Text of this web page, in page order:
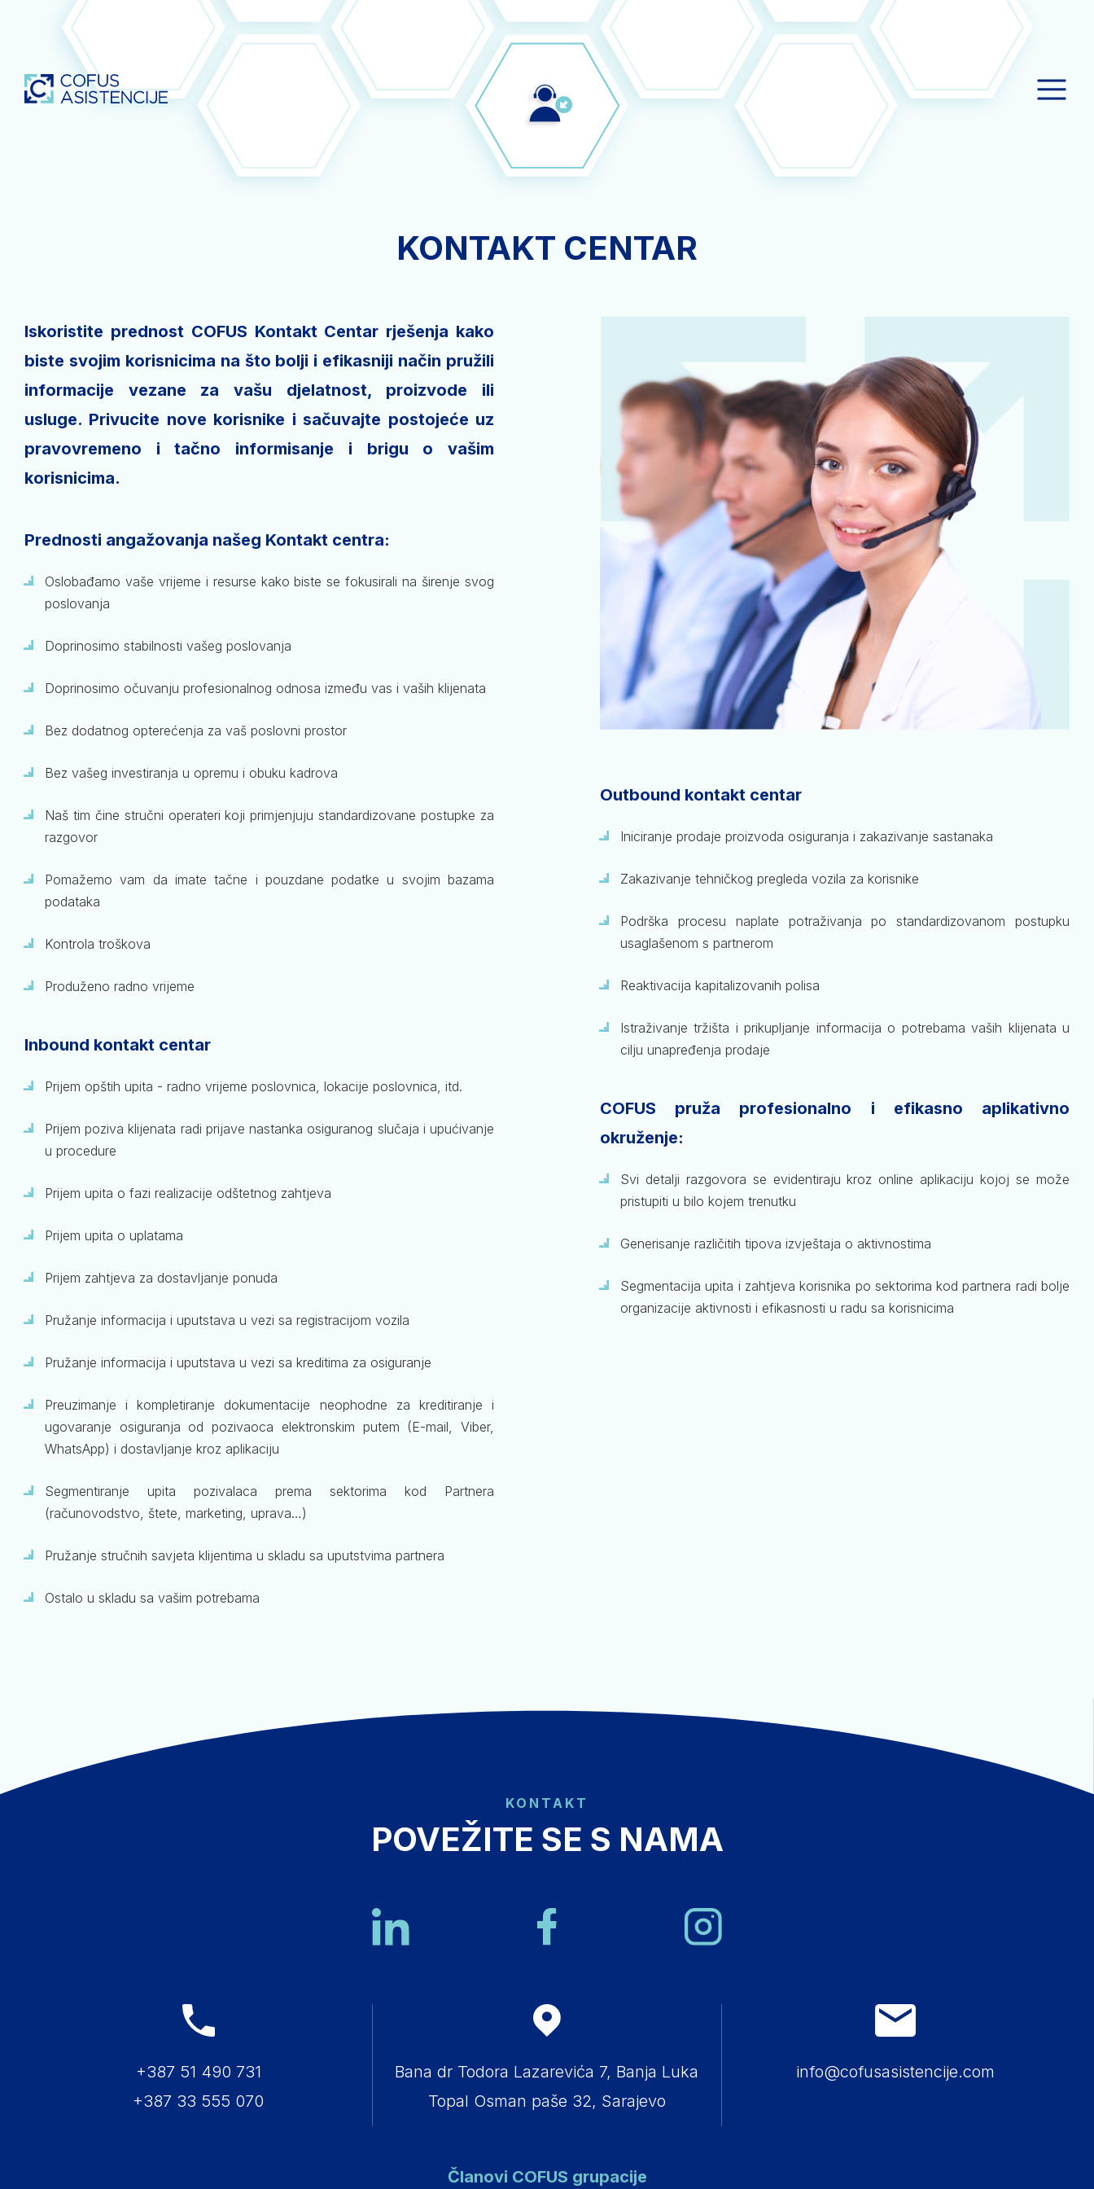
KONTAKT CENTAR
Iskoristite prednost COFUS Kontakt Centar rješenja kako
biste svojim korisnicima na što bolji i efikasniji način pružili
informacije vezane za vašu djelatnost, proizvode ili
usluge. Privucite nove korisnike i sačuvajte postojeće uz
pravovremeno i tačno informisanje i brigu o vašim
korisnicima.
Prednosti angažovanja našeg Kontakt centra:
Oslobađamo vaše vrijeme i resurse kako biste se fokusirali na širenje svog
poslovanja
Doprinosimo stabilnosti vašeg poslovanja
Doprinosimo očuvanju profesionalnog odnosa između vas i vaših klijenata
Bez dodatnog opterećenja za vaš poslovni prostor
Bez vašeg investiranja u opremu i obuku kadrova
Naš tim čine stručni operateri koji primjenjuju standardizovane postupke za
razgovor
Pomažemo vam da imate tačne i pouzdane podatke u svojim bazama
podataka
Kontrola troškova
Produženo radno vrijeme
Inbound kontakt centar
Prijem opštih upita - radno vrijeme poslovnica, lokacije poslovnica, itd.
Prijem poziva klijenata radi prijave nastanka osiguranog slučaja i upućivanje
u procedure
Prijem upita o fazi realizacije odštetnog zahtjeva
Prijem upita o uplatama
Prijem zahtjeva za dostavljanje ponuda
Pružanje informacija i uputstava u vezi sa registracijom vozila
Pružanje informacija i uputstava u vezi sa kreditima za osiguranje
Preuzimanje i kompletiranje dokumentacije neophodne za kreditiranje i
ugovaranje osiguranja od pozivaoca elektronskim putem (E-mail, Viber,
WhatsApp) i dostavljanje kroz aplikaciju
Segmentiranje upita pozivalaca prema sektorima kod Partnera
(računovodstvo, štete, marketing, uprava…)
Pružanje stručnih savjeta klijentima u skladu sa uputstvima partnera
Ostalo u skladu sa vašim potrebama
Outbound kontakt centar
Iniciranje prodaje proizvoda osiguranja i zakazivanje sastanaka
Zakazivanje tehničkog pregleda vozila za korisnike
Podrška procesu naplate potraživanja po standardizovanom postupku
usaglašenom s partnerom
Reaktivacija kapitalizovanih polisa
Istraživanje tržišta i prikupljanje informacija o potrebama vaših klijenata u
cilju unapređenja prodaje
COFUS pruža profesionalno i efikasno aplikativno
okruženje:
Svi detalji razgovora se evidentiraju kroz online aplikaciju kojoj se može
pristupiti u bilo kojem trenutku
Generisanje različitih tipova izvještaja o aktivnostima
Segmentacija upita i zahtjeva korisnika po sektorima kod partnera radi bolje
organizacije aktivnosti i efikasnosti u radu sa korisnicima
KONTAKT
POVEŽITE SE S NAMA
+387 51 490 731
+387 33 555 070
Bana dr Todora Lazarevića 7, Banja Luka
Topal Osman paše 32, Sarajevo
info@cofusasistencije.com
Članovi COFUS grupacije